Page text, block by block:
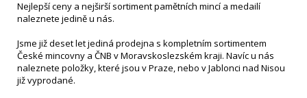
Nejlepší ceny a nejširší sortiment pamětních mincí a medailí
naleznete jedině u nás.
Jsme již deset let jediná prodejna s kompletním sortimentem
České mincovny a ČNB v Moravskoslezském kraji. Navíc u nás
naleznete položky, které jsou v Praze, nebo v Jablonci nad Nisou
již vyprodané.